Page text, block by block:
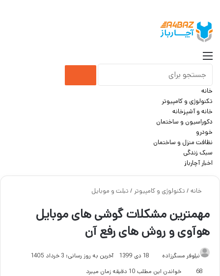
منو
جستجو
خانه
تکنولوژی و کامپیوتر
خانه و آشپزخانه
دکوراسیون و ساختمان
خودرو
نظافت منزل و ساختمان
سبک زندگی
اخبار آچارباز
خانه / تکنولوژی و کامپیوتر / تبلت و موبایل
مهمترین مشکلات گوشی های موبایل
هوآوی و روش های رفع آن
نیلوفر مسگرزاده 18 دی 1399
آخرین به روز رسانی: 3 خرداد 1405
68
خواندن این مطلب 10 دقیقه زمان میبرد